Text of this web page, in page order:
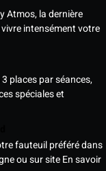
Atmos, la dernière
intensément votre
places par séances,
spéciales et
fauteuil préféré dans
ou sur siteEn savoir